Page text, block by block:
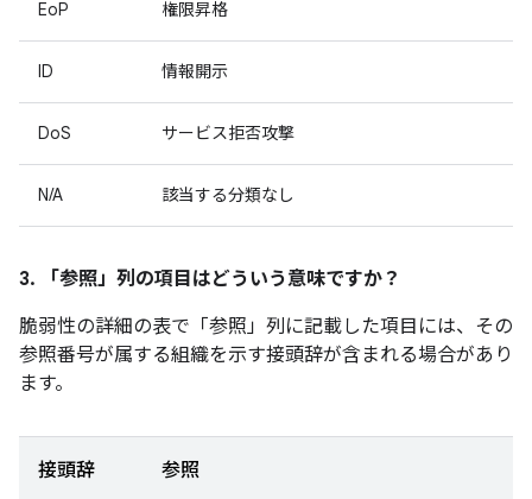
EoP 権限昇格
ID 情報開示
DoS サービス拒否攻撃
N/A 該当する分類なし
3. 「参照」 列の項目はどういう意味ですか？
脆弱性の詳細の表で「参照」 列に記載した項目には、その
参照番号が属する組織を示す接頭辞が含まれる場合があり
ます。
接頭辞 参照